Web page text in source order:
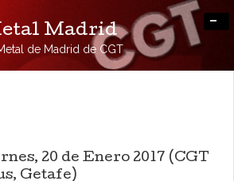
Madrid
de Madrid de CGT
-
20 de Enero 2017 (CGT
Getafe)